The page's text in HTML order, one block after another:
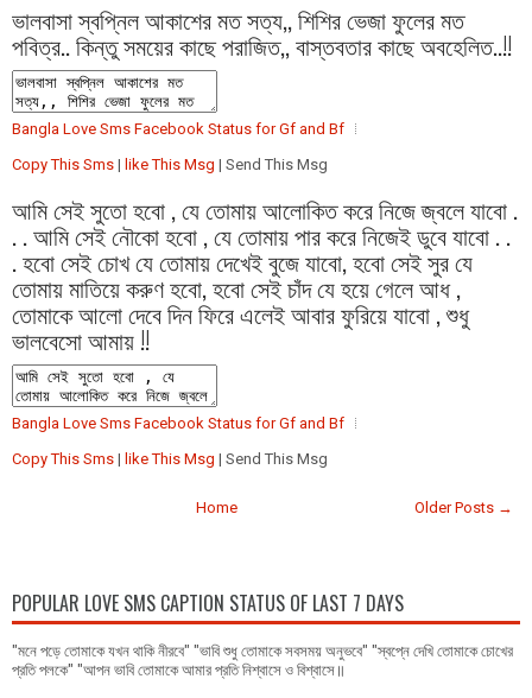
ভালবাসা স্বপ্নিল আকাশের মত সত্য,, শিশির ভেজা ফুলের মত
পবিত্র.. কিন্তু সময়ের কাছে পরাজিত,, বাস্তবতার কাছে অবহেলিত..!!
Bangla Love Sms Facebook Status for Gf and Bf
Copy This Sms | like This Msg | Send This Msg
আমি সেই সুতো হবো , যে তোমায় আলোকিত করে নিজে জ্বলে যাবো .
. . আমি সেই নৌকো হবো , যে তোমায় পার করে নিজেই ডুবে যাবো . .
. হবো সেই চোখ যে তোমায় দেখেই বুজে যাবো, হবো সেই সুর যে
তোমায় মাতিয়ে করুণ হবো, হবো সেই চাঁদ যে হয়ে গেলে আধ ,
তোমাকে আলো দেবে দিন ফিরে এলেই আবার ফুরিয়ে যাবো , শুধু
ভালবেসো আমায় !!
Bangla Love Sms Facebook Status for Gf and Bf
Copy This Sms | like This Msg | Send This Msg
Older Posts →
Home
POPULAR LOVE SMS CAPTION STATUS OF LAST 7 DAYS
"মনে পড়ে তোমাকে যখন থাকি নীরবে" "ভাবি শুধু তোমাকে সবসময় অনুভবে" "স্বপ্নে দেখি তোমাকে চোখের
প্রতি পলকে" "আপন ভাবি তোমাকে আমার প্রতি নিশ্বাসে ও বিশ্বাসে॥